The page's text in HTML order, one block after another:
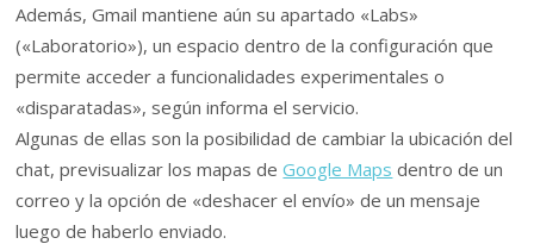
Además, Gmail mantiene aún su apartado «Labs»
(«Laboratorio»), un espacio dentro de la configuración que
permite acceder a funcionalidades experimentales o
«disparatadas», según informa el servicio.
Algunas de ellas son la posibilidad de cambiar la ubicación del
chat, previsualizar los mapas deGoogle Maps dentro de un
correo y la opción de «deshacer el envío» de un mensaje
luego de haberlo enviado.